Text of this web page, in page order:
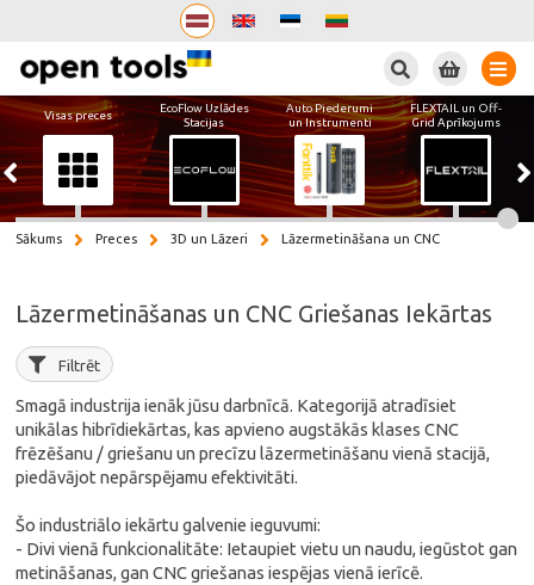
Visas preces
EcoFlow Uzlādes
Stacijas
Auto Piederumi
un Instrumenti
FLEXTAIL un Off-
Grid Aprīkojums
Sākums Preces 3D un Lāzeri Lāzermetināšana un CNC
Lāzermetināšanas un CNC Griešanas Iekārtas
Filtrēt
Smagā industrija ienāk jūsu darbnīcā. Kategorijā atradīsiet
unikālas hibrīdiekārtas, kas apvieno augstākās klases CNC
frēzēšanu / griešanu un precīzu lāzermetināšanu vienā stacijā,
piedāvājot nepārspējamu efektivitāti.
Šo industriālo iekārtu galvenie ieguvumi:
- Divi vienā funkcionalitāte: Ietaupiet vietu un naudu, iegūstot gan
metināšanas, gan CNC griešanas iespējas vienā ierīcē.